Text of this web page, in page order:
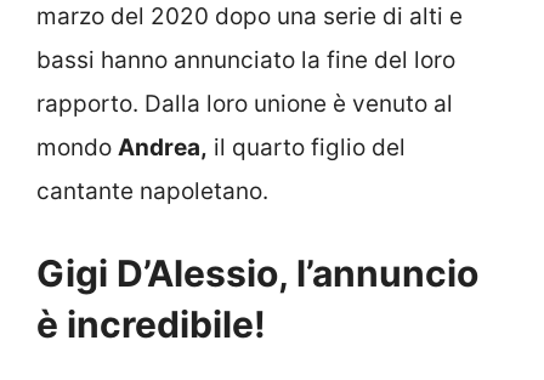
marzo del 2020 dopo una serie di alti e
bassi hanno annunciato la fine del loro
rapporto. Dalla loro unione è venuto al
mondo Andrea, il quarto figlio del
cantante napoletano.
Gigi D’Alessio, l’annuncio
è incredibile!